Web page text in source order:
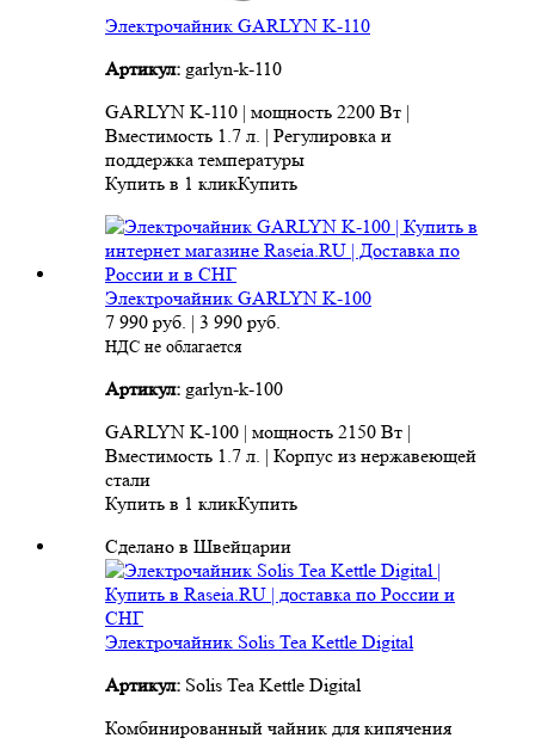
Электрочайник GARLYN K-110
Артикул: garlyn-k-110
GARLYN K-110 | мощность 2200 Вт |
Вместимость 1.7 л. | Регулировка и
поддержка температуры
Купить в 1 кликКупить
Электрочайник GARLYN K-100
7 990 руб. | 3 990 руб.
НДС не облагается
Артикул: garlyn-k-100
GARLYN K-100 | мощность 2150 Вт |
Вместимость 1.7 л. | Корпус из нержавеющей
стали
Купить в 1 кликКупить
Сделано в Швейцарии
Электрочайник Solis Tea Kettle Digital
Артикул: Solis Tea Kettle Digital
Комбинированный чайник для кипячения